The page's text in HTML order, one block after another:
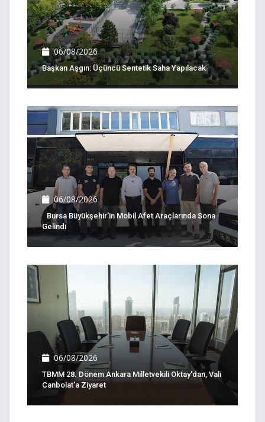
06/08/2026
Başkan Aşgın: Üçüncü Sentetik Saha Yapılacak
06/08/2026
Bursa Büyükşehir'in Mobil Afet Araçlarında Sona
Gelindi
06/08/2026
TBMM 28. Dönem Ankara Milletvekili Oktay'dan, Vali
Canbolat'a Ziyaret